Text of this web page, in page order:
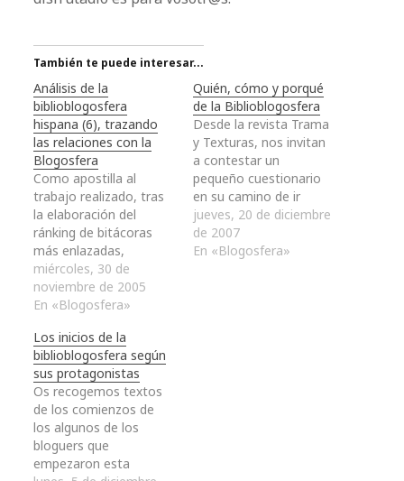
También te puede interesar...
Análisis de la
biblioblogosfera
hispana (6), trazando
las relaciones con la
Blogosfera
Como apostilla al
trabajo realizado, tras
la elaboración del
ránking de bitácoras
más enlazadas,
decidimos tratar de
indagar cómo se
relacionaba la
otras webs, incluyendo
weblogs, de una forma
más global aunque los
sitios que apareciesen
no hubiesen sido
contemplados dentro
de este análisis. Para la
realización de…
miércoles, 30 de
noviembre de 2005
En «Blogosfera»
Quién, cómo y porqué
de la Biblioblogosfera
Desde la revista Trama
y Texturas, nos invitan
a contestar un
pequeño cuestionario
en su camino de ir
recreando la parte de la
blogosfera que se
ocupa de esto del
jueves, 20 de diciembre
de 2007
En «Blogosfera»
Los inicios de la
biblioblogosfera según
sus protagonistas
Os recogemos textos
de los comienzos de
los algunos de los
bloguers que
empezaron esta